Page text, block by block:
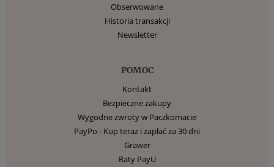
Obserwowane
Historia transakcji
Newsletter
POMOC
Kontakt
Bezpieczne zakupy
Wygodne zwroty w Paczkomacie
PayPo - Kup teraz i zapłać za 30 dni
Grawer
Raty PayU